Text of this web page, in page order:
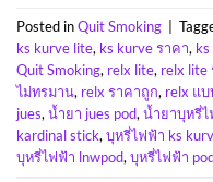
Posted inQuit Smoking
ks kurve lite, ks kurve ราคา,
Quit Smoking, relx lite, relx lite
ไม่ทรมาน, relx ราคาถูก, relx แบ
jues, น้ำยา jues pod, น้ำยาบุหรี่ไ
kardinal stick, บุหรี่ไฟฟ้า ks
บุหรี่ไฟฟ้า lnwpod, บุหรี่ไฟฟ้า